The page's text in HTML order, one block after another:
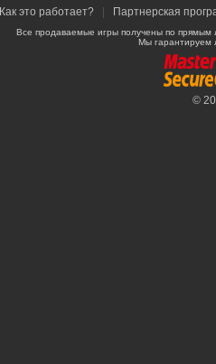
Как это работает? Партнерская
Все продаваемые игры получены по
Мы гарантируем
©